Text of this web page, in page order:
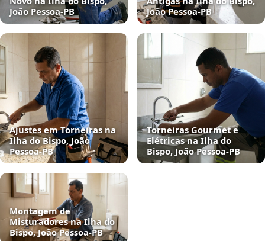
João Pessoa‑PB
João Pessoa‑PB
Ajustes em Torneiras na
Ilha do Bispo, João
Pessoa‑PB
Torneiras Gourmet e
Elétricas na Ilha do
Bispo, João Pessoa‑PB
Montagem de
Misturadores na Ilha do
Bispo, João Pessoa‑PB